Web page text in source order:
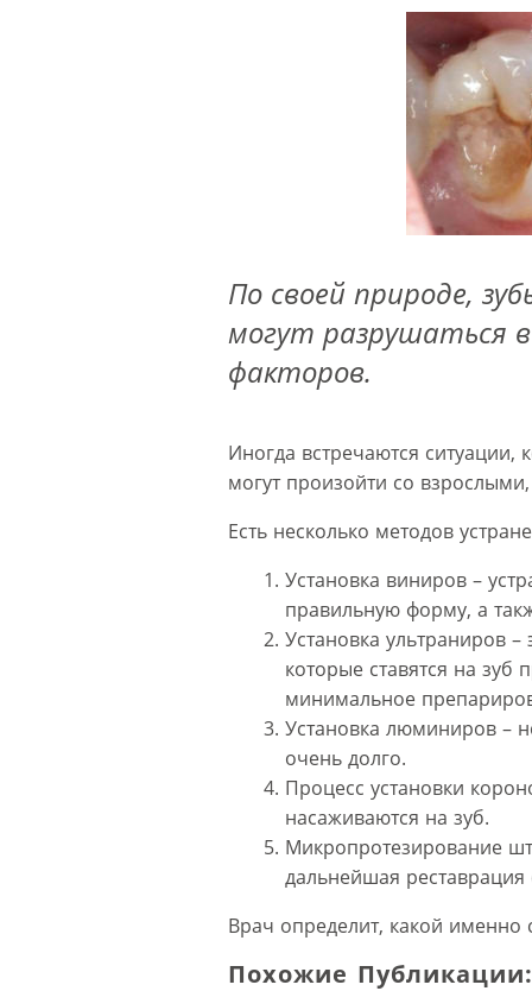
По своей природе,
могут разрушаться
факторов.
Иногда встречаются ситуации,
могут произойти со
Есть несколько методов
Установка виниров –
правильную форму, а
Установка ультраниров
которые ставятся на зуб
минимальное
Установка люминиров –
очень долго.
Процесс установки
насаживаются на зуб.
Микропротезирование
дальнейшая
Врач определит, какой именно
Похожие Публикации: